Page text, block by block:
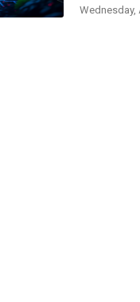
Wednesday,